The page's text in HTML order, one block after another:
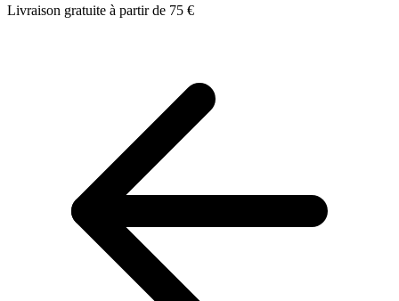
Livraison gratuite à partir de 75 €